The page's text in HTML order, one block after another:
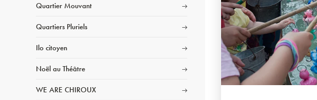
Quartier Mouvant
Quartiers Pluriels
Ilo citoyen
Noël au Théâtre
WE ARE CHIROUX